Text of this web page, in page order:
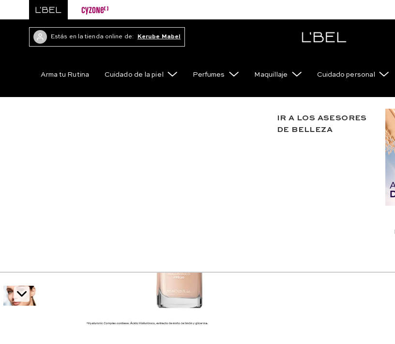
Estás en la tienda online de: Kerube Mabel
Arma tu Rutina Cuidado de la piel Perfumes Maquillaje Cuidado personal
IR A LOS ASESORES
DE BELLEZA